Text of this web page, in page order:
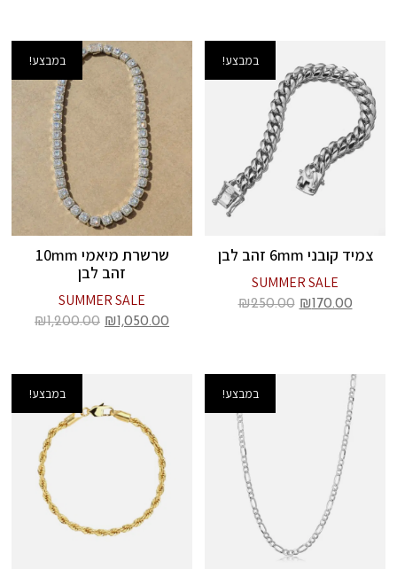
במבצע!
צמיד קובני 6mm זהב לבן
SUMMER SALE
₪ 170.00
₪250.00
במבצע!
שרשרת מיאמי 10mm
זהב לבן
SUMMER SALE
₪ 1,050.00
₪1,200.00
במבצע! במבצע!